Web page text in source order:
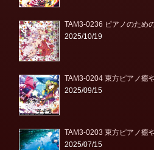
TAM3-0236 ピアノのため
2025/10/19
TAM3-0204 東方ピアノ癒
2025/09/15
TAM3-0203 東方ピアノ癒
2025/07/15